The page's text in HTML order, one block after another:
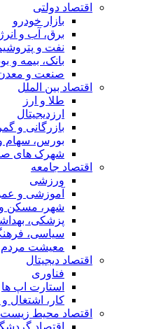
اقتصاد دولتی
بازار خودرو
برق، آب و
نفت و
بانک، بیمه و
صنعت و
اقتصاد بین الملل
طلا و ارز
ارزدیجیتال
بازرگانی و
بورس، سهام
شهرک های
اقتصاد جامعه
ورزشی
آموزشی و
شهر، مسکن
پزشکی،
سیاسی،
معیشت مردم
اقتصاد دیجیتال
فناوری
استارت اپ ها
کار، اشتغال و
اقتصاد محیط زیست
اقتصاد